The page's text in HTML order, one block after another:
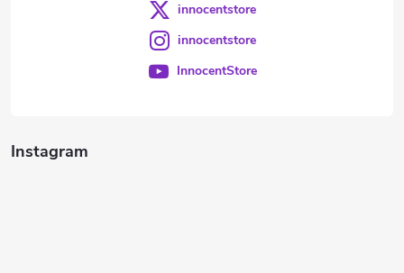
Instagram
innocentstore
innocentstore
InnocentStore